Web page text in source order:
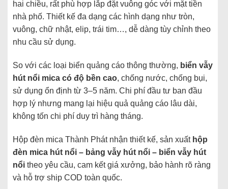
hai chiều, rất phù hợp lắp đặt vuông góc với mặt tiền
nhà phố. Thiết kế đa dạng các hình dạng như tròn,
vuông, chữ nhật, elip, trái tim…, dễ dàng tùy chỉnh theo
nhu cầu sử dụng.
So với các loại biển quảng cáo thông thường, biển vẫy
hút nổi mica có độ bền cao, chống nước, chống bụi,
sử dụng ổn định từ 3–5 năm. Chi phí đầu tư ban đầu
hợp lý nhưng mang lại hiệu quả quảng cáo lâu dài,
không tốn chi phí duy trì hàng tháng.
Hộp đèn mica Thành Phát nhận thiết kế, sản xuất hộp
đèn mica hút nổi – bảng vẫy hút nổi – biển vẫy hút
nổi theo yêu cầu, cam kết giá xưởng, bảo hành rõ ràng
và hỗ trợ ship COD toàn quốc.